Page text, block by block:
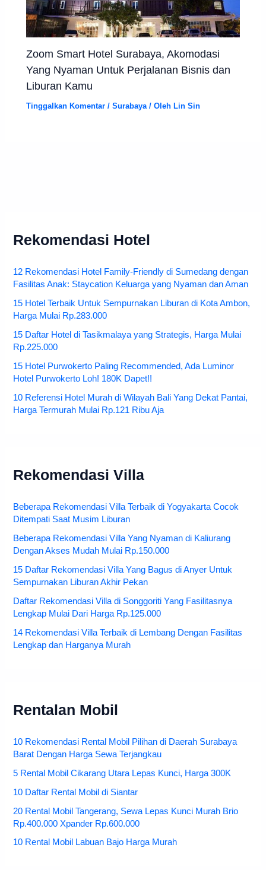
Zoom Smart Hotel Surabaya, Akomodasi
Yang Nyaman Untuk Perjalanan Bisnis dan
Liburan Kamu
Tinggalkan Komentar /Surabaya/ Oleh Lin Sin
Rekomendasi Hotel
12 Rekomendasi Hotel Family-Friendly di Sumedang dengan
Fasilitas Anak: Staycation Keluarga yang Nyaman dan Aman
15 Hotel Terbaik Untuk Sempurnakan Liburan di Kota Ambon,
Harga Mulai Rp.283.000
15 Daftar Hotel di Tasikmalaya yang Strategis, Harga Mulai
Rp.225.000
15 Hotel Purwokerto Paling Recommended, Ada Luminor
Hotel Purwokerto Loh! 180K Dapet!!
10 Referensi Hotel Murah di Wilayah Bali Yang Dekat Pantai,
Harga Termurah Mulai Rp.121 Ribu Aja
Rekomendasi Villa
Beberapa Rekomendasi Villa Terbaik di Yogyakarta Cocok
Ditempati Saat Musim Liburan
Beberapa Rekomendasi Villa Yang Nyaman di Kaliurang
Dengan Akses Mudah Mulai Rp.150.000
15 Daftar Rekomendasi Villa Yang Bagus di Anyer Untuk
Sempurnakan Liburan Akhir Pekan
Daftar Rekomendasi Villa di Songgoriti Yang Fasilitasnya
Lengkap Mulai Dari Harga Rp.125.000
14 Rekomendasi Villa Terbaik di Lembang Dengan Fasilitas
Lengkap dan Harganya Murah
Rentalan Mobil
10 Rekomendasi Rental Mobil Pilihan di Daerah Surabaya
Barat Dengan Harga Sewa Terjangkau
5 Rental Mobil Cikarang Utara Lepas Kunci, Harga 300K
10 Daftar Rental Mobil di Siantar
20 Rental Mobil Tangerang, Sewa Lepas Kunci Murah Brio
Rp.400.000 Xpander Rp.600.000
10 Rental Mobil Labuan Bajo Harga Murah